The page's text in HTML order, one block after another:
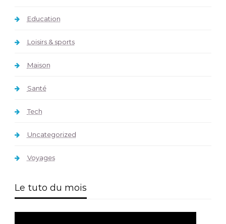
Education
Loisirs & sports
Maison
Santé
Tech
Uncategorized
Voyages
Le tuto du mois